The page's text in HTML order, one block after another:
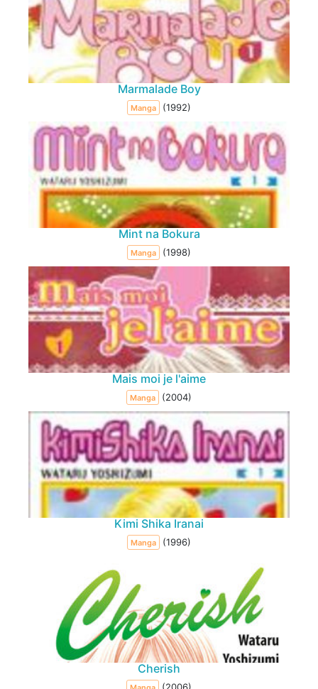
Marmalade Boy
Manga (1992)
Mint na Bokura
Manga (1998)
Mais moi je l'aime
Manga (2004)
Kimi Shika Iranai
Manga (1996)
Cherish
(2006)